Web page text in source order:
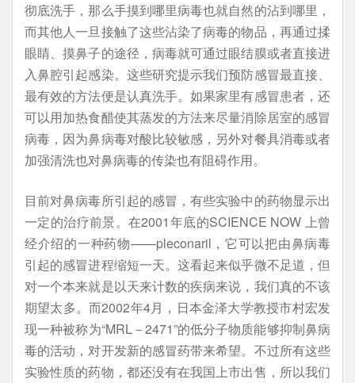
彻底洗手，那么手摸到哪里病毒也就自然的沾到哪里，
而其他人一旦接触了这些沾染了病毒的物品，再通过揉
眼睛、摸鼻子的途径，病毒就可通过眼结膜或者直接进
入鼻腔引起感染。这些研究提示我们预防感冒最直接、
最有效的方法便是认真洗手。如果家里有感冒患者，还
可以用加热食醋使其蒸发的方法来尽量消除居室的感冒
病毒，因为鼻病毒对酸比较敏感，另外对餐具消毒或者
加强清洗也对鼻病毒的传染也有阻碍作用。
目前对鼻病毒所引起的感冒，有些实验中的药物显示出
一定的治疗前景。在2001年底的SCIENCE NOW 上曾
经介绍的一种药物——pleconaril，它可以把由鼻病毒
引起的感冒进程缩短一天。这看起来似乎微不足道，但
对一个本来就是以天来计数的疾病来说，我们真的不该
期望太多。而2002年4月，日本金泽大学教授市村宏发
现一种被称为“MRL－2471”的低分子物质能够抑制鼻病
毒的活动，对开发新的感冒药带来希望。不过所有这些
实验性质的药物，都还没有在我国上市出售，所以我们